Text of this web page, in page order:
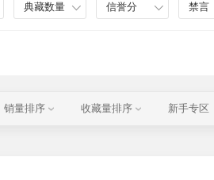
典藏数量 信誉分 禁言
销量排序 收藏量排序 新手专区